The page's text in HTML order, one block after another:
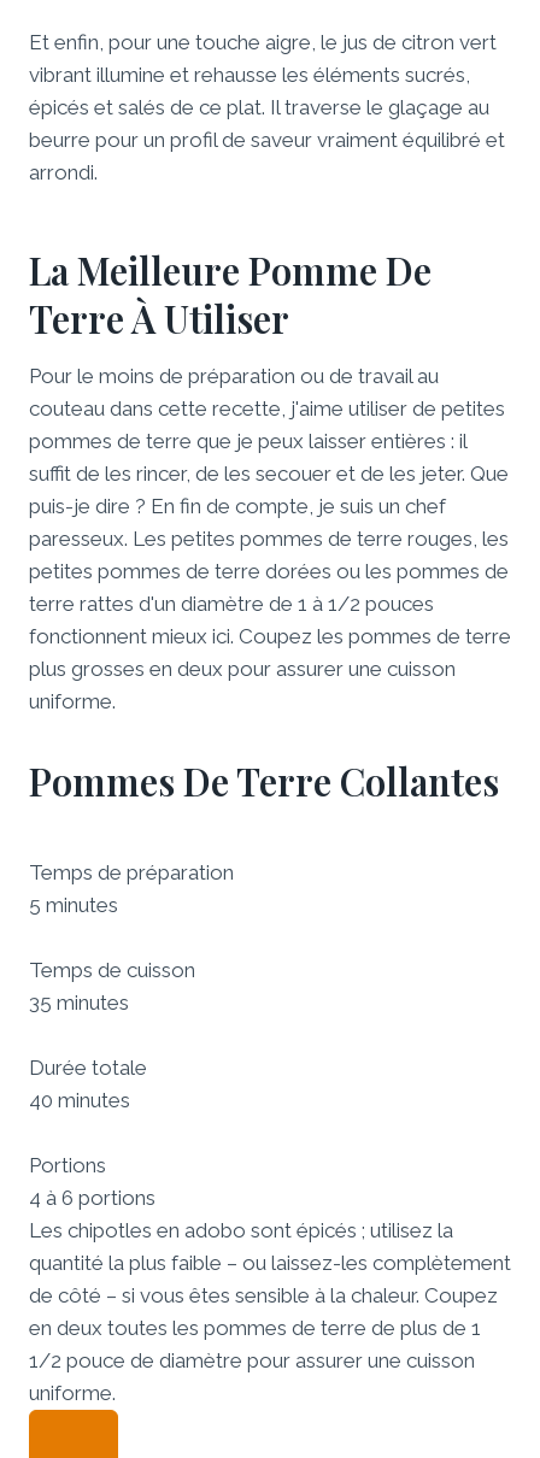
Et enfin, pour une touche aigre, le jus de citron vert
vibrant illumine et rehausse les éléments sucrés,
épicés et salés de ce plat. Il traverse le glaçage au
beurre pour un profil de saveur vraiment équilibré et
arrondi.
La Meilleure Pomme De
Terre À Utiliser
Pour le moins de préparation ou de travail au
couteau dans cette recette, j'aime utiliser de petites
pommes de terre que je peux laisser entières : il
suffit de les rincer, de les secouer et de les jeter. Que
puis-je dire ? En fin de compte, je suis un chef
paresseux. Les petites pommes de terre rouges, les
petites pommes de terre dorées ou les pommes de
terre rattes d'un diamètre de 1 à 1/2 pouces
fonctionnent mieux ici. Coupez les pommes de terre
plus grosses en deux pour assurer une cuisson
uniforme.
Pommes De Terre Collantes
Temps de préparation
5 minutes
Temps de cuisson
35 minutes
Durée totale
40 minutes
Portions
4 à 6 portions
Les chipotles en adobo sont épicés ; utilisez la
quantité la plus faible – ou laissez-les complètement
de côté – si vous êtes sensible à la chaleur. Coupez
en deux toutes les pommes de terre de plus de 1
1/2 pouce de diamètre pour assurer une cuisson
uniforme.